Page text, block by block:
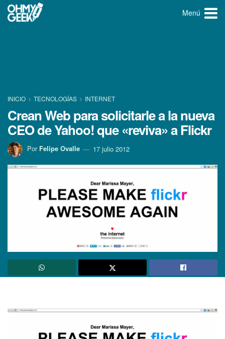
Menú
INICIO TECNOLOGÍ­AS INTERNET
Crean Web para solicitarle a la nueva
CEO de Yahoo! que «reviva» a Flickr
Por Felipe Ovalle 17 julio 2012